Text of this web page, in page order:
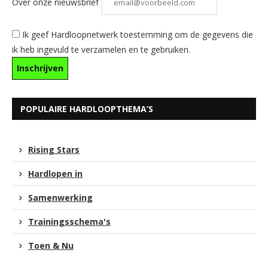
Ik geef Hardloopnetwerk toestemming om de gegevens die
ik heb ingevuld te verzamelen en te gebruiken.
POPULAIRE HARDLOOPTHEMA’S
Rising Stars
Hardlopen in
Samenwerking
Trainingsschema's
Toen & Nu